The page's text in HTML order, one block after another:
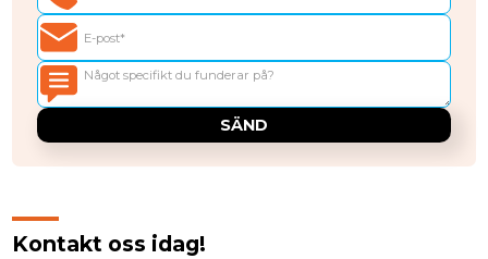
Kontakt oss idag!